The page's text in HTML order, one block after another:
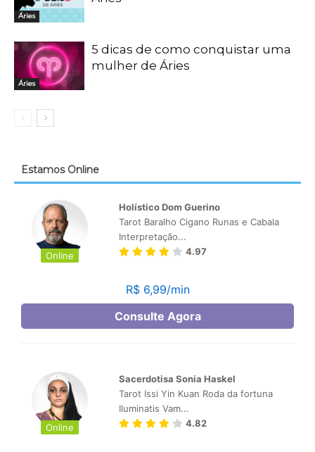
Áries
Áries
5 dicas de como conquistar uma
mulher de Áries
Estamos Online